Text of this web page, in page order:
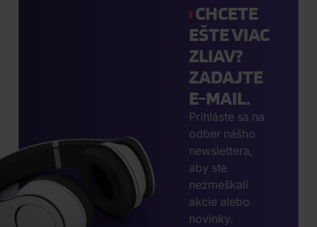
CHCETE
EŠTE VIAC
ZLIAV?
ZADAJTE
E-MAIL.
Prihláste sa na
odber nášho
newslettera,
aby ste
nezmeškali
akcie alebo
novinky.